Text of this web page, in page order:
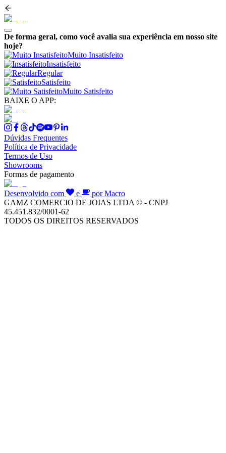
De forma geral, como você avalia sua experiência em nosso site
hoje?
Muito Insatisfeito
Insatisfeito
Regular
Satisfeito
Muito Satisfeito
BAIXE O APP:
Dúvidas Frequentes
Política de Privacidade
Termos de Uso
Showrooms
Formas de pagamento
Desenvolvido com e
por Macro
GAMZ COMERCIO DE JOIAS LTDA © - CNPJ
45.451.832/0001-62
TODOS OS DIREITOS RESERVADOS